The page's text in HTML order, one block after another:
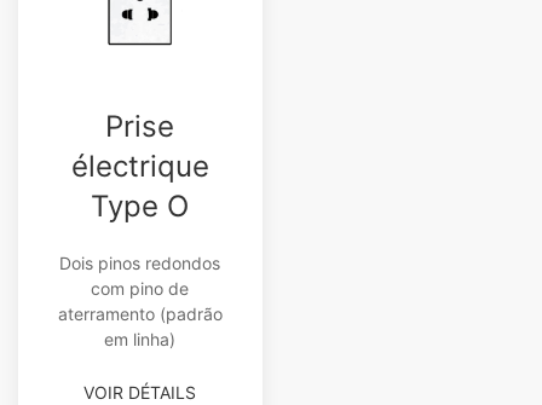
Prise
électrique
Type O
Dois pinos redondos
com pino de
aterramento (padrão
em linha)
VOIR DÉTAILS